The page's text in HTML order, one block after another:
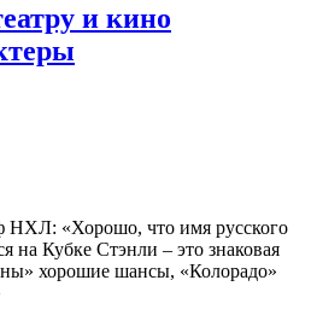
и кино
НХЛ: «Хорошо, что имя русского
на Кубке Стэнли – это знаковая
хорошие шансы, «Колорадо»